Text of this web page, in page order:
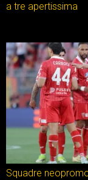
a tre apertissima
Squadre